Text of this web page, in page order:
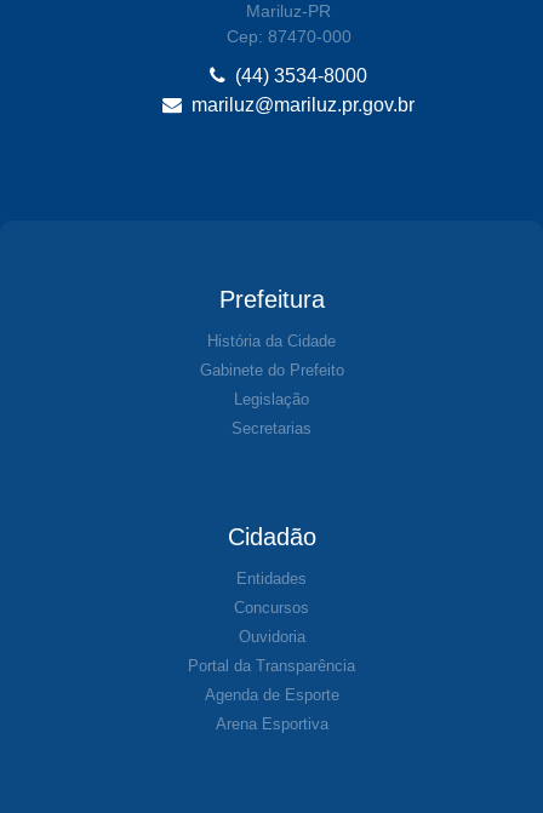
Mariluz-PR
Cep: 87470-000
(44) 3534-8000
mariluz@mariluz.pr.gov.br
Prefeitura
História da Cidade
Gabinete do Prefeito
Legislação
Secretarias
Cidadão
Entidades
Concursos
Ouvidoria
Portal da Transparência
Agenda de Esporte
Arena Esportiva